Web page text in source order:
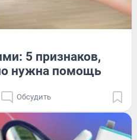
5 признаков,
нужна помощь
Обсудить